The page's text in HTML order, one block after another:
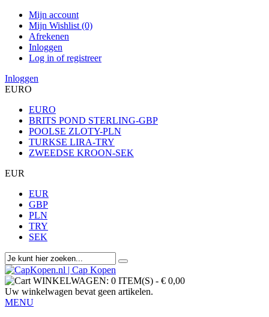
Mijn account
Mijn Wishlist (0)
Afrekenen
Inloggen
Log in of registreer
Inloggen
EURO
EURO
BRITS POND STERLING-GBP
POOLSE ZLOTY-PLN
TURKSE LIRA-TRY
ZWEEDSE KROON-SEK
EUR
EUR
GBP
PLN
TRY
SEK
WINKELWAGEN: 0 ITEM(S) - € 0,00
Uw winkelwagen bevat geen artikelen.
MENU